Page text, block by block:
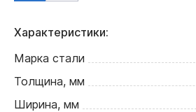
Характеристики:
Марка стали
Толщина, мм
Ширина, мм